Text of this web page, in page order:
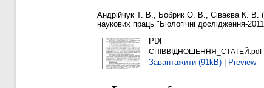
Андрійчук Т. В., Бобрик О. В., Сіваєва К. В.
наукових праць "Біологічні дослідження-
PDF
СПІВВІДНОШЕННЯ_СТАТЕЙ.pdf
Завантажити (91kB)| Preview